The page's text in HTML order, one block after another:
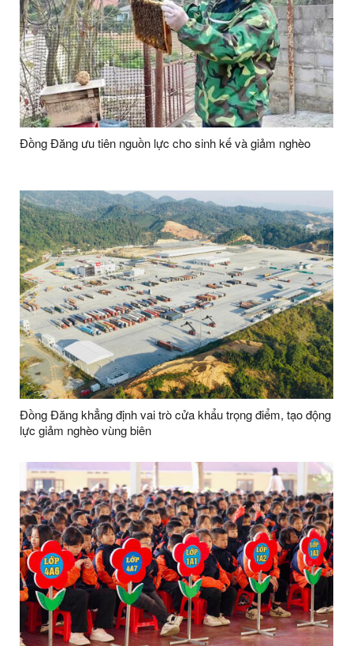
Đồng Đăng ưu tiên nguồn lực cho sinh kế và giảm nghèo
Đồng Đăng khẳng định vai trò cửa khẩu trọng điểm, tạo động
lực giảm nghèo vùng biên